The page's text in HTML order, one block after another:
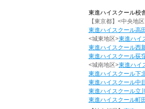
東進ハイスクール校
【東京都】<中央地
東進ハイスクール高
<城東地区>東進ハイ
東進ハイスクール西
東進ハイスクール荻
<城南地区>東進ハイ
東進ハイスクール下
東進ハイスクール中
東進ハイスクール立
東進ハイスクール町